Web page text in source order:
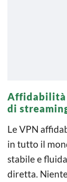
Affidabilità
di
Le VPN
in tutto il
stabile e
diretta.